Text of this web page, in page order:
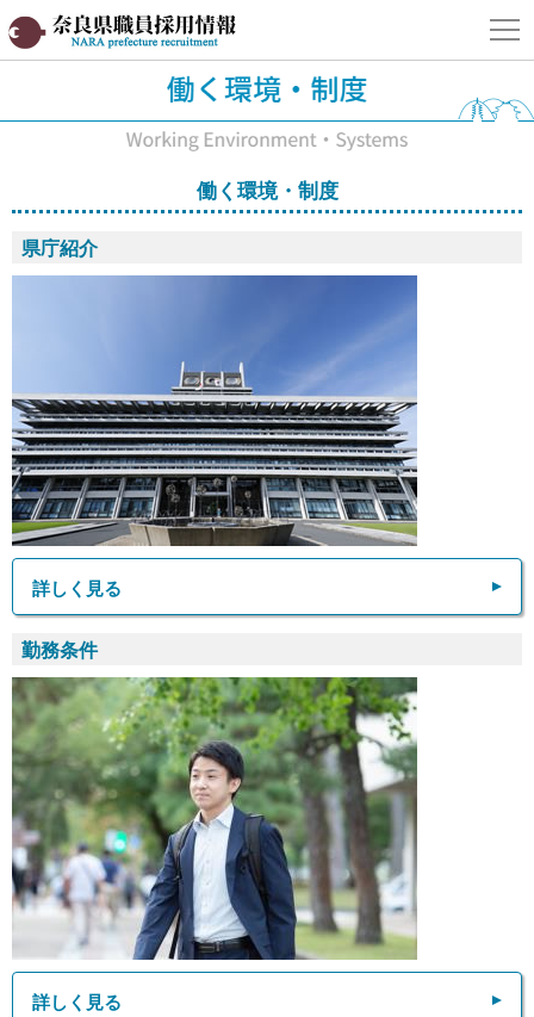
奈良県職員採用情報サイト
働く環境・制度
県庁紹介
詳しく見る
勤務条件
詳しく見る